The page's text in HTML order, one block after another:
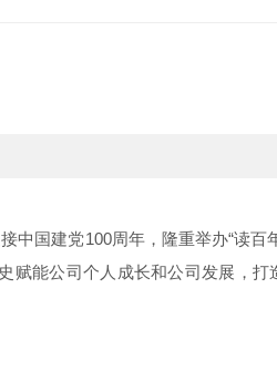
国建党100周年，隆重举办“读百
赋能公司个人成长和公司发展，打